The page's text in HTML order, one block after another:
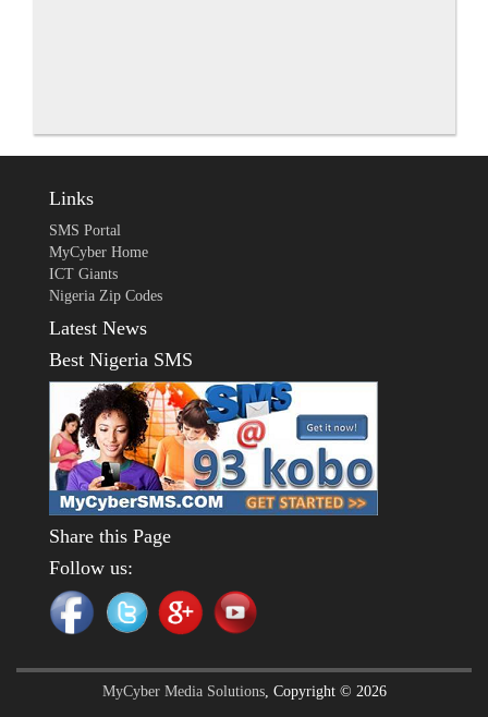
Links
SMS Portal
MyCyber Home
ICT Giants
Nigeria Zip Codes
Latest News
Best Nigeria SMS
Share this Page
Follow us:
MyCyber Media Solutions, Copyright © 2026